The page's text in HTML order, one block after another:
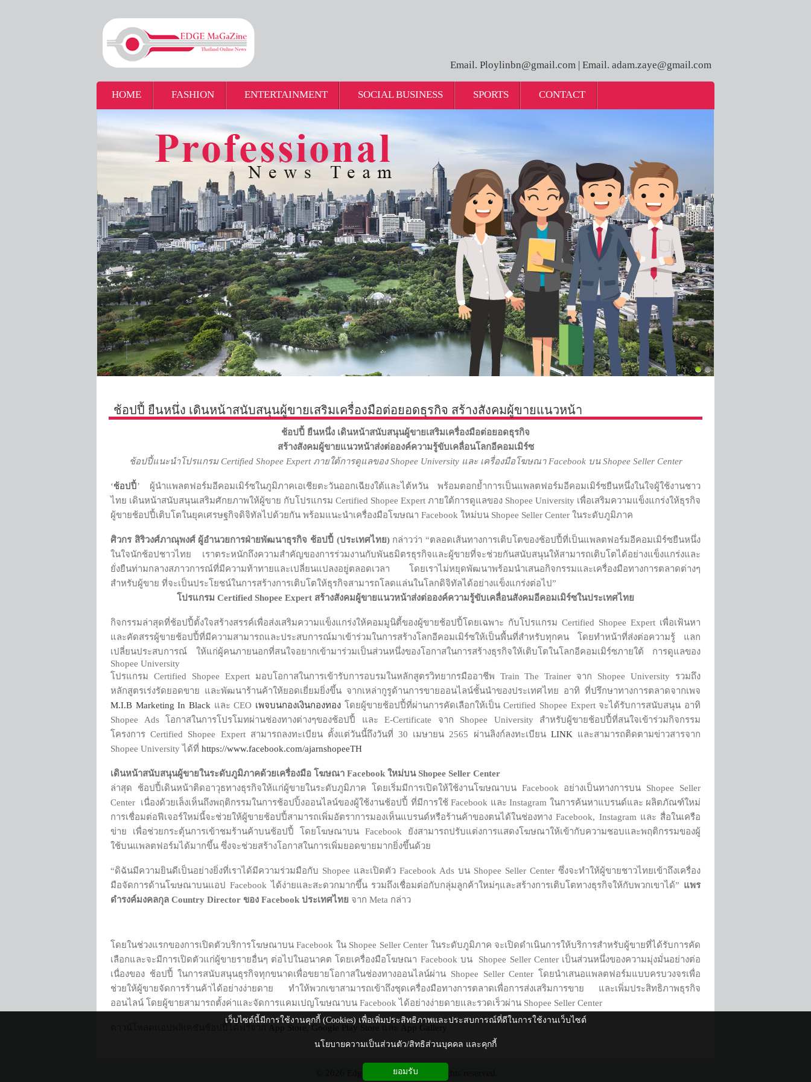
Email. Ploylinbn@gmail.com | Email. adam.zaye@gmail.com
HOME FASHION ENTERTAINMENT SOCIAL BUSINESS SPORTS CONTACT
ช้อปปี้ ยืนหนึ่ง เดินหน้าสนับสนุนผู้ขายเสริมเครื่องมือต่อยอดธุรกิจ สร้างสังคมผู้ขายแนวหน้า
ช้อปปี้ ยืนหนึ่ง เดินหน้าสนับสนุนผู้ขายเสริมเครื่องมือต่อยอดธุรกิจ
สร้างสังคมผู้ขายแนวหน้าส่งต่อองค์ความรู้ขับเคลื่อนโลกอีคอมเมิร์ซ
ช้อปปี้แนะนำโปรแกรม Certified Shopee Expert ภายใต้การดูแลของShopee University และ เครื่องมือโฆษณา Facebook บนShopee Seller Center
‘ช้อปปี้ ’ ผู้นำแพลตฟอร์มอีคอมเมิร์ซในภูมิภาคเอเชียตะวันออกเฉียงใต้และไต้หวัน พร้อมตอกย้ำการเป็นแพลตฟอร์มอีคอมเมิร์ซยืนหนึ่งในใจผู้ใช้งานชาว
ไทย เดินหน้าสนับสนุนเสริมศักยภาพให้ผู้ขาย กับโปรแกรม Certified Shopee Expert ภายใต้การดูแลของ Shopee University เพื่อเสริมความแข็งแกร่งให้ธุรกิจ
ผู้ขายช้อปปี้เติบโตในยุคเศรษฐกิจดิจิทัลไปด้วยกัน พร้อมแนะนำเครื่องมือโฆษณา Facebook ใหม่บน Shopee Seller Center ในระดับภูมิภาค
ศิวกร สิริวงศ์ภาณุพงศ์ ผู้อำนวยการฝ่ายพัฒนาธุรกิจ ช้อปปี้ (ประเทศไทย)กล่าวว่า “ตลอดเส้นทางการเติบโตของช้อปปี้ที่เป็นแพลตฟอร์มอีคอมเมิร์ซยืนหนึ่ง
ในใจนักช้อปชาวไทย เราตระหนักถึงความสำคัญของการร่วมงานกับพันธมิตรธุรกิจและผู้ขายที่จะช่วยกันสนับสนุนให้สามารถเติบโตได้อย่างแข็งแกร่งและ
ยั่งยืนท่ามกลางสภาวการณ์ที่มีความท้าทายและเปลี่ยนแปลงอยู่ตลอดเวลา โดยเราไม่หยุดพัฒนาพร้อมนำเสนอกิจกรรมและเครื่องมือทางการตลาดต่างๆ
สำหรับผู้ขาย ที่จะเป็นประโยชน์ในการสร้างการเติบโตให้ธุรกิจสามารถโลดแล่นในโลกดิจิทัลได้อย่างแข็งแกร่งต่อไป”
โปรแกรม Certified Shopee Expert สร้างสังคมผู้ขายแนวหน้าส่งต่อองค์ความรู้ขับเคลื่อนสังคมอีคอมเมิร์ซในประเทศไทย
กิจกรรมล่าสุดที่ช้อปปี้ตั้งใจสร้างสรรค์เพื่อส่งเสริมความแข็งแกร่งให้คอมมูนิตี้ของผู้ขายช้อปปี้โดยเฉพาะ กับโปรแกรม Certified Shopee Expert เพื่อเฟ้นหา
และคัดสรรผู้ขายช้อปปี้ที่มีความสามารถและประสบการณ์มาเข้าร่วมในการสร้างโลกอีคอมเมิร์ซให้เป็นพื้นที่สำหรับทุกคน โดยทำหน้าที่ส่งต่อความรู้ แลก
เปลี่ยนประสบการณ์ ให้แก่ผู้คนภายนอกที่สนใจอยากเข้ามาร่วมเป็นส่วนหนึ่งของโอกาสในการสร้างธุรกิจให้เติบโตในโลกอีคอมเมิร์ซภายใต้ การดูแลของ
Shopee University
โปรแกรม Certified Shopee Expert มอบโอกาสในการเข้ารับการอบรมในหลักสูตรวิทยากรมืออาชีพ Train The Trainer จาก Shopee University รวมถึง
หลักสูตรเร่งรัดยอดขาย และพัฒนาร้านค้าให้ยอดเยี่ยมยิ่งขึ้น จากเหล่ากูรูด้านการขายออนไลน์ชั้นนำของประเทศไทย อาทิ ที่ปรึกษาทางการตลาดจากเพจ
M.I.B Marketing In Black และ CEO เพจบนกองเงินกองทอง โดยผู้ขายช้อปปี้ที่ผ่านการคัดเลือกให้เป็น Certified Shopee Expert จะได้รับการสนับสนุน อาทิ
Shopee Ads โอกาสในการโปรโมทผ่านช่องทางต่างๆของช้อปปี้ และ E-Certificate จาก Shopee University สำหรับผู้ขายช้อปปี้ที่สนใจเข้าร่วมกิจกรรม
โครงการ Certified Shopee Expert สามารถลงทะเบียน ตั้งแต่วันนี้ถึงวันที่ 30 เมษายน 2565 ผ่านลิงก์ลงทะเบียน LINK และสามารถติดตามข่าวสารจาก
Shopee University ได้ที่ https://www.facebook.com/ajarnshopeeTH
เดินหน้าสนับสนุนผู้ขายในระดับภูมิภาคด้วยเครื่องมือ โฆษณา Facebook ใหม่บนShopee Seller Center
ล่าสุด ช้อปปี้เดินหน้าติดอาวุธทางธุรกิจให้แก่ผู้ขายในระดับภูมิภาค โดยเริ่มมีการเปิดให้ใช้งานโฆษณาบน Facebook อย่างเป็นทางการบน Shopee Seller
Center เนื่องด้วยเล็งเห็นถึงพฤติกรรมในการช้อปปิ้งออนไลน์ของผู้ใช้งานช้อปปี้ ที่มีการใช้ Facebook และ Instagram ในการค้นหาแบรนด์และ ผลิตภัณฑ์ใหม่
การเชื่อมต่อฟีเจอร์ใหม่นี้จะช่วยให้ผู้ขายช้อปปี้สามารถเพิ่มอัตราการมองเห็นแบรนด์หรือร้านค้าของตนได้ในช่องทาง Facebook, Instagram และ สื่อในเครือ
ข่าย เพื่อช่วยกระตุ้นการเข้าชมร้านค้าบนช้อปปี้ โดยโฆษณาบน Facebook ยังสามารถปรับแต่งการแสดงโฆษณาให้เข้ากับความชอบและพฤติกรรมของผู้
ใช้บนแพลตฟอร์มได้มากขึ้น ซึ่งจะช่วยสร้างโอกาสในการเพิ่มยอดขายมากยิ่งขึ้นด้วย
“ดิฉันมีความยินดีเป็นอย่างยิ่งที่เราได้มีความร่วมมือกับ Shopee และเปิดตัว Facebook Ads บน Shopee Seller Center ซึ่งจะทำให้ผู้ขายชาวไทยเข้าถึงเครื่อง
มือจัดการด้านโฆษณาบนแอป Facebook ได้ง่ายและสะดวกมากขึ้น รวมถึงเชื่อมต่อกับกลุ่มลูกค้าใหม่ๆและสร้างการเติบโตทางธุรกิจให้กับพวกเขาได้” แพร
ดํารงค์มงคลกุล Country Director ของ Facebook ประเทศไทย จาก Meta กล่าว
โดยในช่วงแรกของการเปิดตัวบริการโฆษณาบน Facebook ใน Shopee Seller Center ในระดับภูมิภาค จะเปิดดำเนินการให้บริการสำหรับผู้ขายที่ได้รับการคัด
เลือกและจะมีการเปิดตัวแก่ผู้ขายรายอื่นๆ ต่อไปในอนาคต โดยเครื่องมือโฆษณา Facebook บน Shopee Seller Center เป็นส่วนหนึ่งของความมุ่งมั่นอย่างต่อ
เนื่องของ ช้อปปี้ ในการสนับสนุนธุรกิจทุกขนาดเพื่อขยายโอกาสในช่องทางออนไลน์ผ่าน Shopee Seller Center โดยนำเสนอแพลตฟอร์มแบบครบวงจรเพื่อ
ช่วยให้ผู้ขายจัดการร้านค้าได้อย่างง่ายดาย ทำให้พวกเขาสามารถเข้าถึงชุดเครื่องมือทางการตลาดเพื่อการส่งเสริมการขาย และเพิ่มประสิทธิภาพธุรกิจ
ออนไลน์ โดยผู้ขายสามารถตั้งค่าและจัดการแคมเปญโฆษณาบน Facebook ได้อย่างง่ายดายและรวดเร็วผ่าน Shopee Seller Center
, Google Play Store
© 2026 Edge Magazine.com All rights reserved
เว็บไซต์นี้มีการใช้งานคุกกี้ (Cookies) เพื่อเพิ่มประสิทธิภาพและประสบการณ์ที่ดีในการใช้งานเว็บไซต์
นโยบายความเป็นส่วนตัว/สิทธิส่วนบุคคล และคุกกี้
ยอมรับ